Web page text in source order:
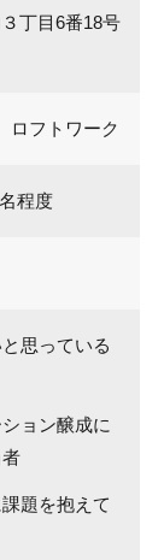
丁目6番18号
ロフトワーク
程度
思っている
ョン醸成に
題を抱えて